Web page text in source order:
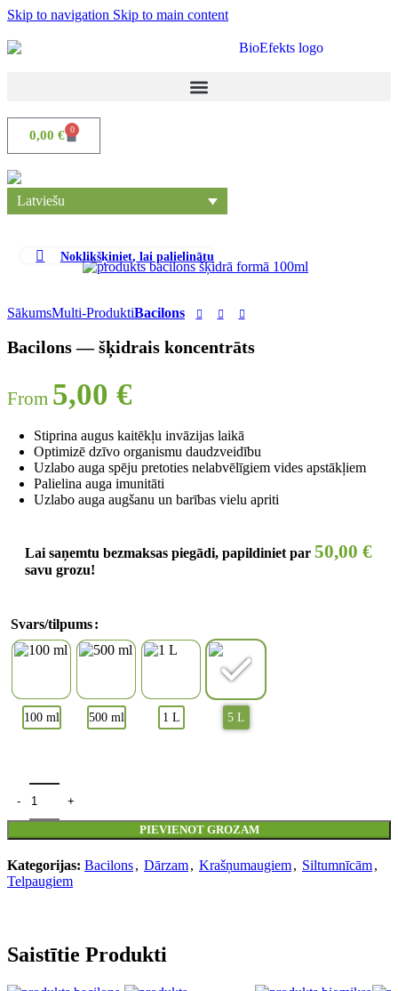
Skip to navigation Skip to main content
0,00 € 0
Latviešu
Noklikšķiniet, lai palielinātu
SākumsMulti-ProduktiBacilons
Bacilons — šķidrais koncentrāts
From 5,00 €
Stiprina augus kaitēkļu invāzijas laikā
Optimizē dzīvo organismu daudzveidību
Uzlabo auga spēju pretoties nelabvēlīgiem vides apstākļiem
Palielina auga imunitāti
Uzlabo auga augšanu un barības vielu apriti
Lai saņemtu bezmaksas piegādi, papildiniet par 50,00 €
savu grozu!
Svars/tilpums
PIEVIENOT GROZAM
Kategorijas: Bacilons, Dārzam, Krašņumaugiem, Siltumnīcām,
Telpaugiem
Saistītie Produkti